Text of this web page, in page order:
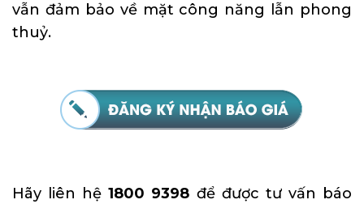
vẫn đảm bảo về mặt công năng lẫn phong
thuỷ.
Hãy liên hệ1800 9398 để được tư vấn báo